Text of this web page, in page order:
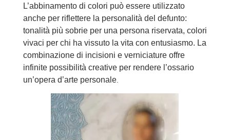
L’abbinamento di colori può essere utilizzato
anche per riflettere la personalità del defunto:
tonalità più sobrie per una persona riservata, colori
vivaci per chi ha vissuto la vita con entusiasmo. La
combinazione di incisioni e verniciature offre
infinite possibilità creative per rendere l’ossario
un’opera d’arte personale.